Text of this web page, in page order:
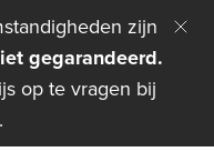
zijn
gegarandeerd.
op te vragen bij